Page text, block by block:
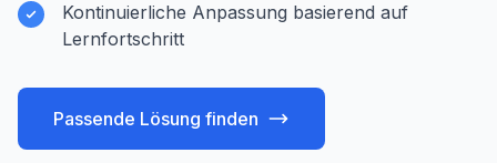
Kontinuierliche Anpassung basierend auf
Lernfortschritt
Passende Lösung finden